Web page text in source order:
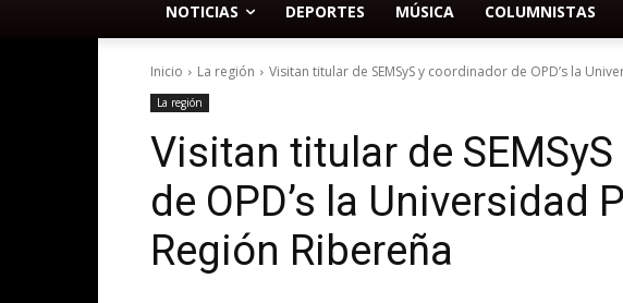
NOTICIAS DEPORTES MÚSICA COLUMNISTAS
Inicio La región Visitan titular de SEMSyS y coordinador de OPD’s la
La región
Visitan titular de
de OPD’s la Universidad
Región Ribereña